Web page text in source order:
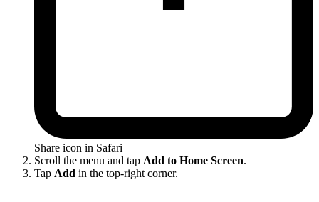
Share icon in Safari
Scroll the menu and tap Add to Home Screen.
Tap Add in the top-right corner.